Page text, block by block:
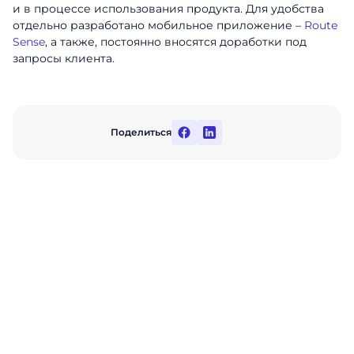
и в процессе использования продукта. Для удобства
отдельно разработано мобильное приложение – Route
Sense, а также, постоянно вносятся доработки под
запросы клиента.
Поделиться